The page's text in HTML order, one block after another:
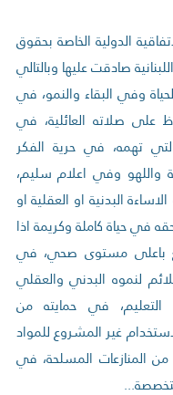
الدولية الخاصة بحقوق
صادقت عليها وبالتالي
وفي البقاء والنمو، في
صلاته العائلية، في
تهمه، في حرية الفكر
واللهو وفي اعلام سليم،
البدنية او العقلية او
في حياة كاملة وكريمة اذا
باعلى مستوى صحي، في
لنموه البدني والعقلي
التعليم، في حمايته من
غير المشروع للمواد
من المنازعات المسلحة، في